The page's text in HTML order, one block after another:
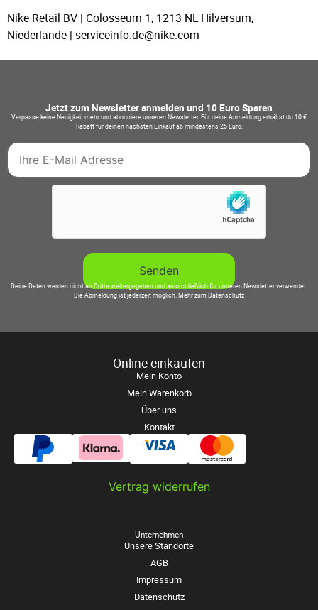
Nike Retail BV | Colosseum 1, 1213 NL Hilversum,
Niederlande | serviceinfo.de@nike.com
Jetzt zum Newsletter anmelden und 10 Euro Sparen
Verpasse keine Neuigkeit mehr und abonniere unseren Newsletter. Für deine Anmeldung erhältst du 10 €
Rabatt für deinen nächsten Einkauf ab mindestens 25 Euro.
Deine Daten werden nicht an Dritte weitergegeben und ausschließlich für unseren Newsletter verwendet.
Die Abmeldung ist jederzeit möglich.Mehr zum Datenschutz
Online einkaufen
Mein Konto
Mein Warenkorb
Über uns
Kontakt
Vertrag widerrufen
Unternehmen
Unsere Standorte
AGB
Impressum
Datenschutz